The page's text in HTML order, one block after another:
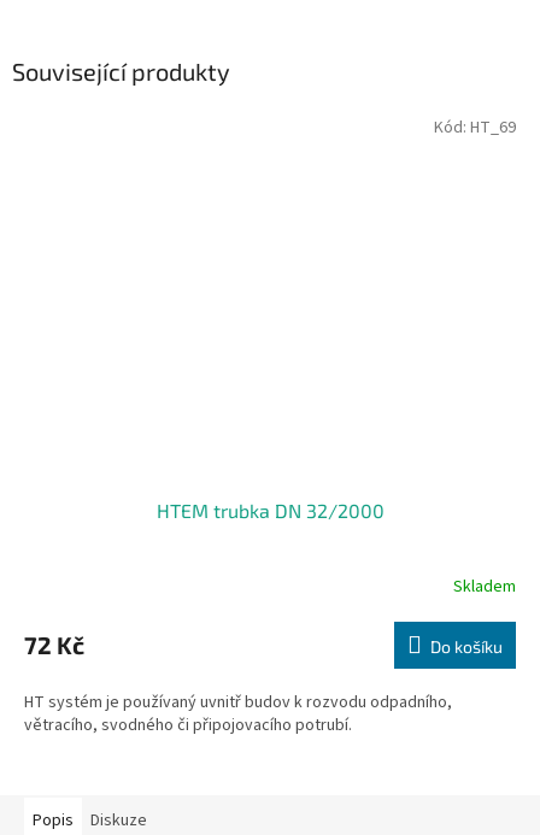
Související produkty
HTEM trubka DN 32/2000
Skladem
72 Kč Do košíku
HT systém je používaný uvnitř budov k rozvodu odpadního,
větracího, svodného či připojovacího potrubí.
Kód: HT_69
Popis Diskuze